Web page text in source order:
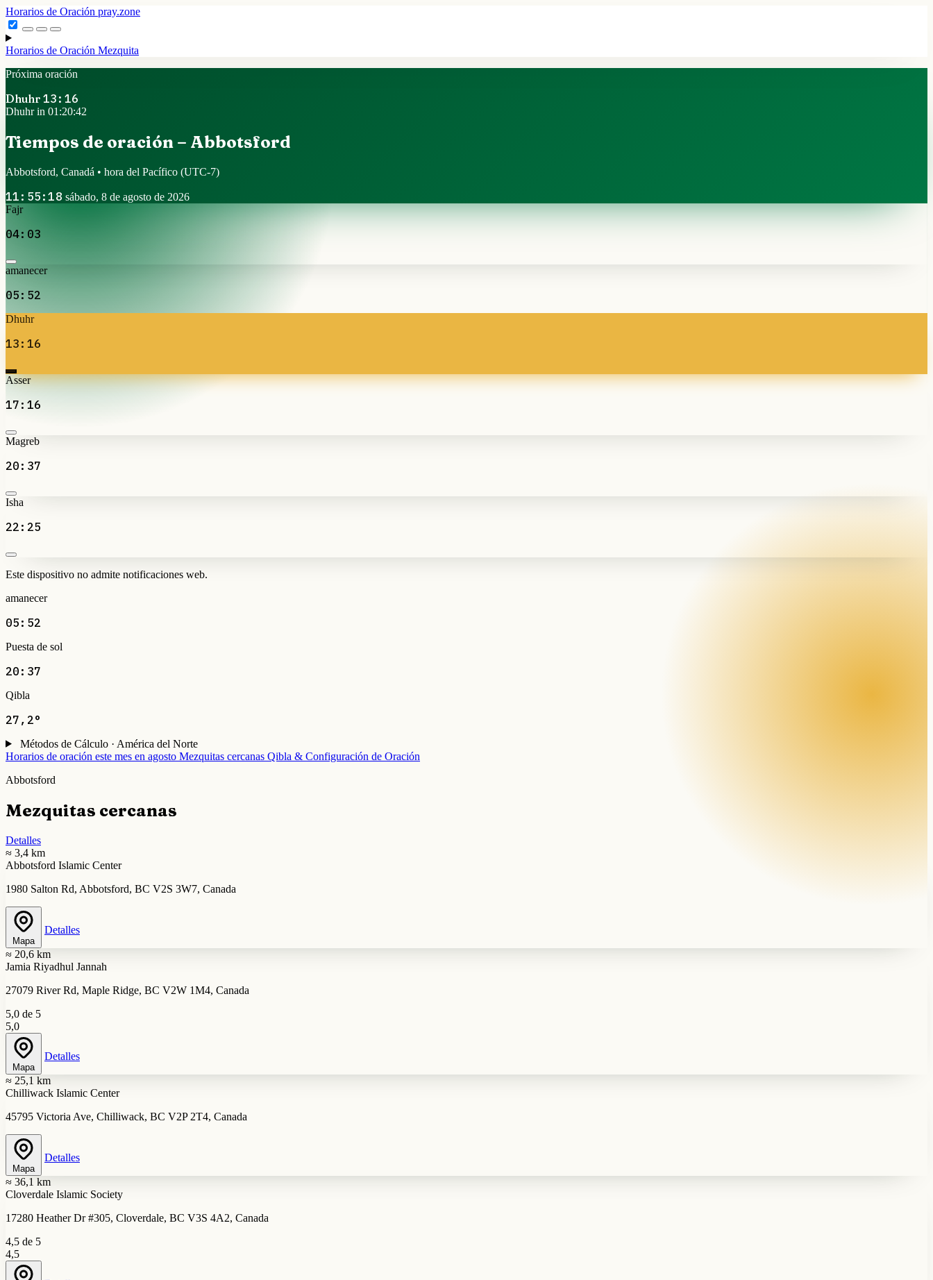
Horarios de Oración pray.zone
Horarios de Oración Mezquita
Próxima oración
Dhuhr 13:16
Dhuhr in 01:20:41
Tiempos de oración – Abbotsford
Abbotsford, Canadá • hora del Pacífico (UTC-7)
11:55:19 sábado, 8 de agosto de 2026
Fajr
04:03
amanecer
05:52
Dhuhr
13:16
Asser
17:16
Magreb
20:37
Isha
22:25
Este dispositivo no admite notificaciones web.
amanecer
05:52
Puesta de sol
20:37
Qibla
27,2°
Métodos de Cálculo · América del Norte
Horarios de oración este mes en agosto Mezquitas cercanas Qibla & Configuración de Oración
Abbotsford
Mezquitas cercanas
Detalles
≈ 3,4 km
Abbotsford Islamic Center
1980 Salton Rd, Abbotsford, BC V2S 3W7, Canada
Mapa
Detalles
≈ 20,6 km
Jamia Riyadhul Jannah
27079 River Rd, Maple Ridge, BC V2W 1M4, Canada
5,0 de 5
5,0
Mapa
Detalles
≈ 25,1 km
Chilliwack Islamic Center
45795 Victoria Ave, Chilliwack, BC V2P 2T4, Canada
Mapa
Detalles
≈ 36,1 km
Cloverdale Islamic Society
17280 Heather Dr #305, Cloverdale, BC V3S 4A2, Canada
4,5 de 5
4,5